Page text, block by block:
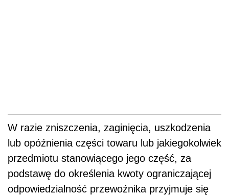
W razie zniszczenia, zaginięcia, uszkodzenia
lub opóźnienia części towaru lub jakiegokolwiek
przedmiotu stanowiącego jego część, za
podstawę do określenia kwoty ograniczającej
odpowiedzialność przewoźnika przyjmuje się